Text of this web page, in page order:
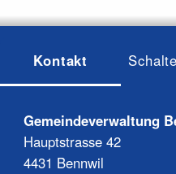
Kontakt
Gemeindeverwaltung
Hauptstrasse 42
4431 Bennwil